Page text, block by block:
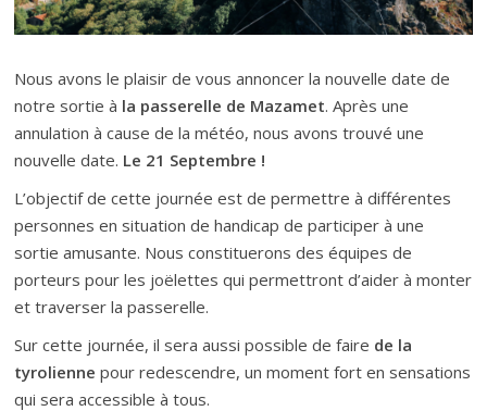
Nous avons le plaisir de vous annoncer la nouvelle date de
notre sortie à la passerelle de Mazamet. Après une
annulation à cause de la météo, nous avons trouvé une
nouvelle date. Le 21 Septembre !
L’objectif de cette journée est de permettre à différentes
personnes en situation de handicap de participer à une
sortie amusante. Nous constituerons des équipes de
porteurs pour les joëlettes qui permettront d’aider à monter
et traverser la passerelle.
Sur cette journée, il sera aussi possible de faire de la
tyrolienne pour redescendre, un moment fort en sensations
qui sera accessible à tous.